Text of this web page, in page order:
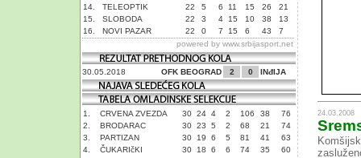
14.
TELEOPTIK 22 5 6 11 15 26
21
15.
SLOBODA 22 3 4 15 10 38
13
16.
NOVI PAZAR 22 0 7 15 6 43
7
powered by www.srbijasport.net
30.05.2018 OFK BEOGRAD 2 0 INđIJA
1. CRVENA ZVEZDA 30 24 4 2 106 38
76
2.
BRODARAC 30 23 5 2 68 21
74
3.
PARTIZAN 30 19 6 5 81 41
63
4.
ČUKARIčKI 30 18 6 6 74 35
60
24.03.2008